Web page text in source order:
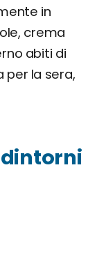
in
crema
abiti di
per la sera,
dintorni